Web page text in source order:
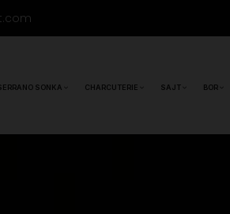
SONKA CHARCUTERIE SAJT BOR